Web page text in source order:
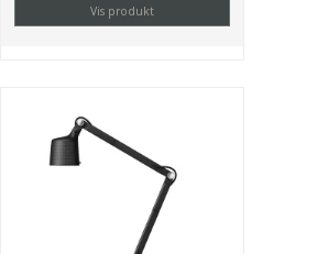
Vis produkt